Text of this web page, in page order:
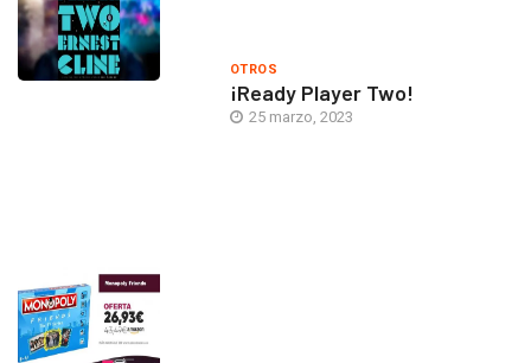
OTROS
¡Ready Player Two!
25 marzo, 2023